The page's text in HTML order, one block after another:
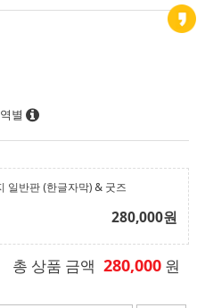
별
일반판 (한글자막) & 굿즈
280,000원
총 상품 금액 280,000 원